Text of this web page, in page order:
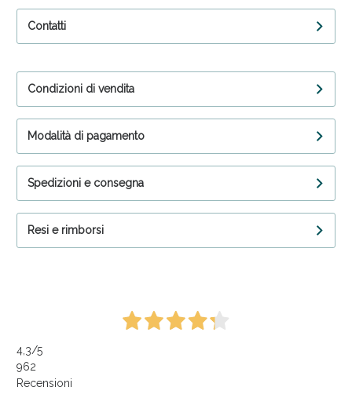
Contatti
Condizioni di vendita
Modalità di pagamento
Spedizioni e consegna
Resi e rimborsi
4,3/5
962
Recensioni